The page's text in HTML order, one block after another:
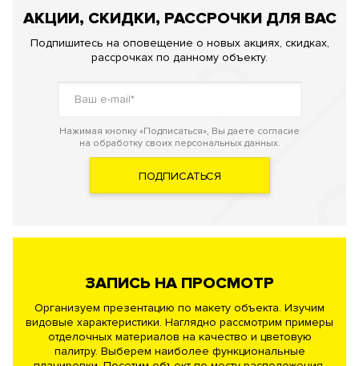
АКЦИИ, СКИДКИ, РАССРОЧКИ ДЛЯ ВАС
Подпишитесь на оповещение о новых акциях, скидках,
рассрочках по данному объекту.
Нажимая кнопку «Подписаться», Вы даете согласие
на обработку своих персональных данных.
ПОДПИСАТЬСЯ
ЗАПИСЬ НА ПРОСМОТР
Организуем презентацию по макету объекта. Изучим
видовые характеристики. Наглядно рассмотрим примеры
отделочных материалов на качество и цветовую
палитру. Выберем наиболее функциональные